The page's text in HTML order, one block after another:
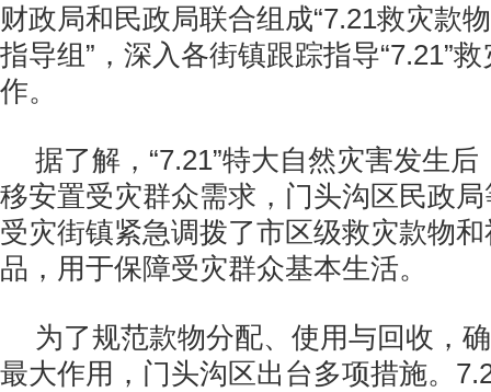
财政局和民政局联合组成“7.21救灾款
指导组”，深入各街镇跟踪指导“7.21”
作。
据了解，“7.21”特大自然灾害发生
移安置受灾群众需求，门头沟区民政
受灾街镇紧急调拨了市区级救灾款物
品，用于保障受灾群众基本生活。
为了规范款物分配、使用与回收，
最大作用，门头沟区出台多项措施。